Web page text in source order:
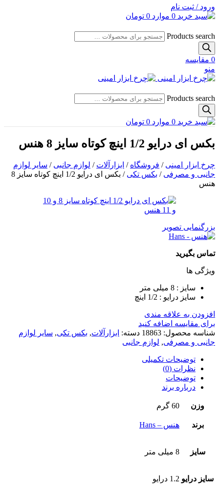
ورود / ثبت نام
0 موارد 0 تومان
Products search
0 مقایسه
منو
Products search
0 موارد 0 تومان
بکس ای درایو 1/2 اینچ کوتاه سایز 8 هنس
چرخ ابزار امینی / فروشگاه / ابزارآلات / لوازم جانبی / سایر لوازم
جانبی و مصرفی / بکس تکی /
بکس ای درایو 1/2 اینچ کوتاه سایز 8
هنس
بزرگنمایی تصویر
تماس بگیرید
ویژگی ها
سایز : 8 میلی متر
سایز درایو : 1/2 اینچ
افزودن به علاقه مندی
برای مقایسه اضافه کنید
شناسه محصول: 18863 دسته: ابزارآلات, بکس تکی, سایر لوازم
جانبی و مصرفی, لوازم جانبی
توضیحات تکمیلی
نظرات (0)
توضیحات
درباره برند
وزن 60 گرم
برند هنس – Hans
سایز 8 میلی متر
سایز درایو 1.2 درایو